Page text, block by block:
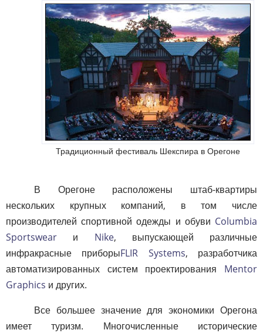
Традиционный фестиваль Шекспира в Орегоне
В Орегоне расположены штаб-квартиры
нескольких крупных компаний, в том числе
производителей спортивной одежды и обуви Columbia
Sportswear и Nike, выпускающей различные
инфракрасные приборыFLIR Systems, разработчика
автоматизированных систем проектирования Mentor
Graphics и других.
Все большее значение для экономики Орегона
имеет туризм. Многочисленные исторические